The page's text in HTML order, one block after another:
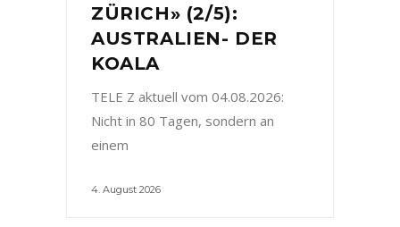
ZÜRICH» (2/5):
AUSTRALIEN- DER
KOALA
TELE Z aktuell vom 04.08.2026:
Nicht in 80 Tagen, sondern an
einem
4. August 2026